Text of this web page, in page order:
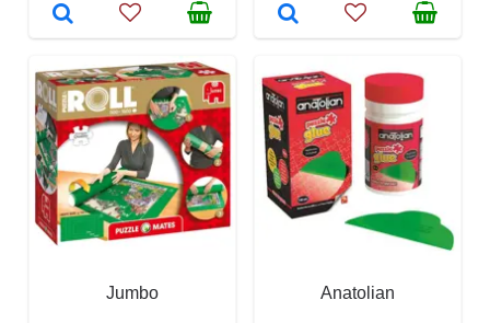
Jumbo Anatolian